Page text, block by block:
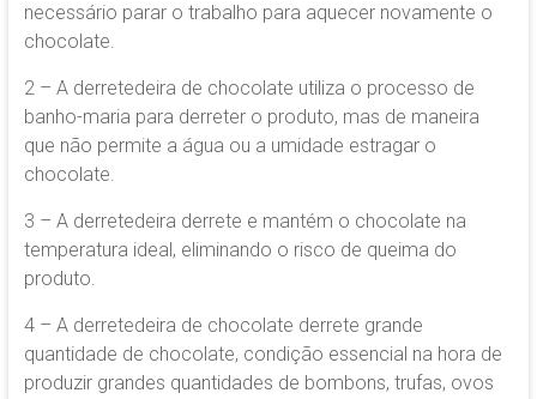
necessário parar o trabalho para aquecer novamente o
chocolate.
2 – A derretedeira de chocolate utiliza o processo de
banho-maria para derreter o produto, mas de maneira
que não permite a água ou a umidade estragar o
chocolate.
3 – A derretedeira derrete e mantém o chocolate na
temperatura ideal, eliminando o risco de queima do
produto.
4 – A derretedeira de chocolate derrete grande
quantidade de chocolate, condição essencial na hora de
produzir grandes quantidades de bombons, trufas, ovos